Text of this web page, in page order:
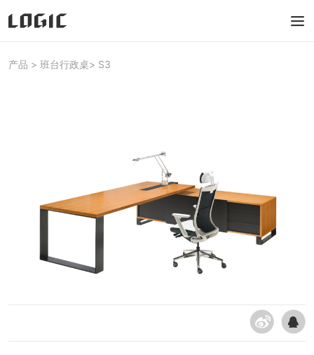
产品 > 班台行政桌> S3